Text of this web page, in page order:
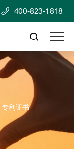
 400-823-1818

专利证书